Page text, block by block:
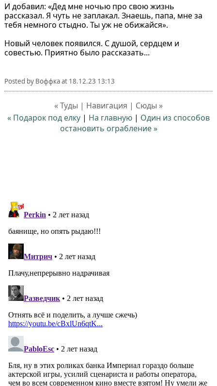
И добавил: «Дед мне ночью про свою жизнь
рассказал. Я чуть не заплакал. Знаешь, папа, мне за
тебя немного стыдно. Ты уж не обижайся».
Новый человек появился. С душой, сердцем и
совестью. Приятно было рассказать...
Posted by Воффкаat 18.12.23 13:13
« Туды | Навигация | Сюды »
« Подарок под елку | На главную | Один из способов
остановить ограбление »